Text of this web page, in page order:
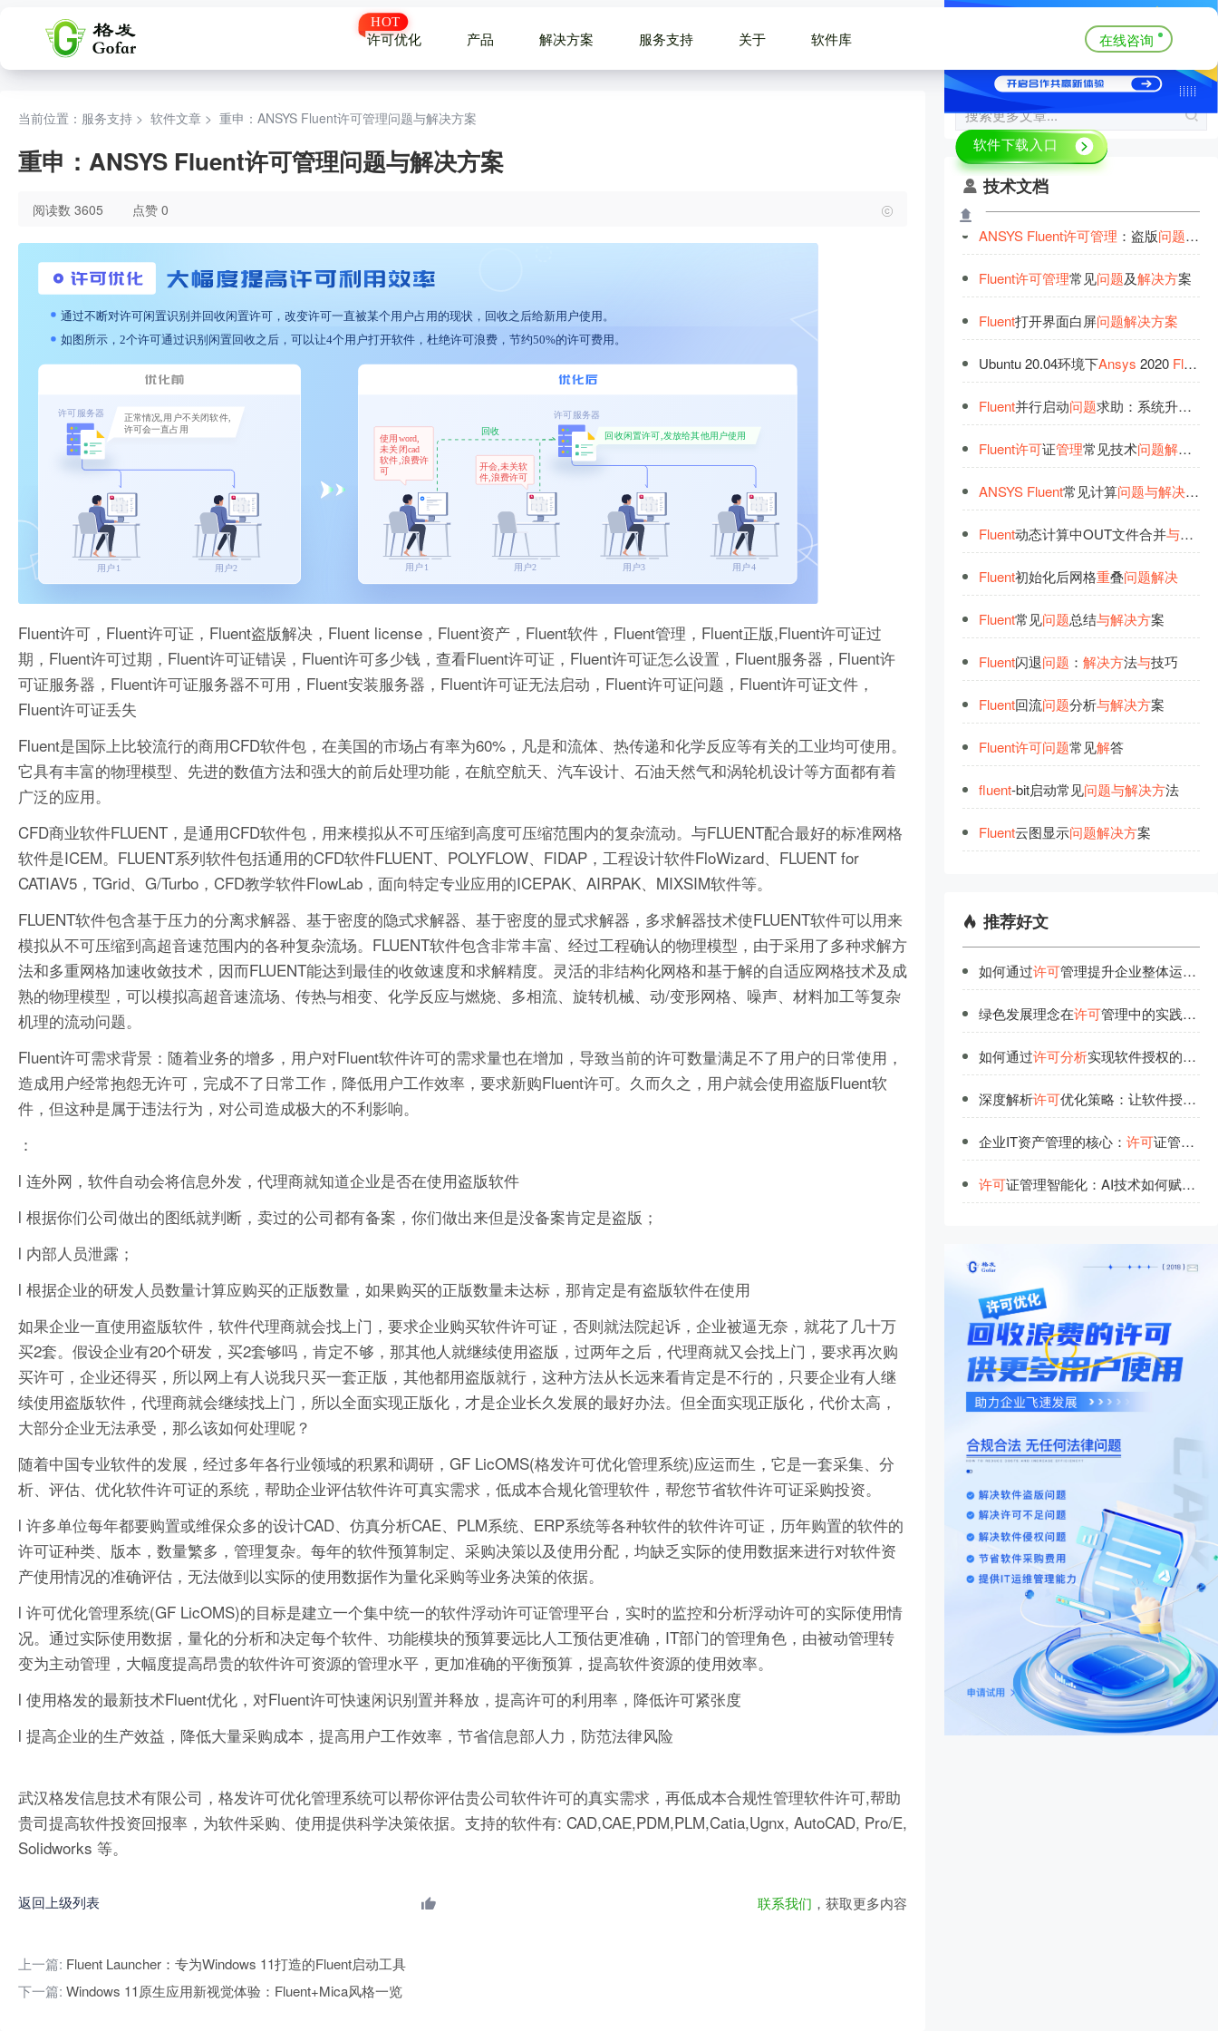
许可优化 产品 解决方案 服务支持 关于 软件库 在线咨询
当前位置：服务支持 > 软件文章 > ‌重申：ANSYS Fluent许可管理问题与解决方案‌
‌重申：ANSYS Fluent许可管理问题与解决方案‌
阅读数 3605 点赞 0
Fluent许可，Fluent许可证，Fluent盗版解决，Fluent license，Fluent资产，Fluent软件，Fluent管理，Fluent正版,Fluent许可证过
期，Fluent许可过期，Fluent许可证错误，Fluent许可多少钱，查看Fluent许可证，Fluent许可证怎么设置，Fluent服务器，Fluent许
可证服务器，Fluent许可证服务器不可用，Fluent安装服务器，Fluent许可证无法启动，Fluent许可证问题，Fluent许可证文件，
Fluent许可证丢失
Fluent是国际上比较流行的商用CFD软件包，在美国的市场占有率为60%，凡是和流体、热传递和化学反应等有关的工业均可使用。
它具有丰富的物理模型、先进的数值方法和强大的前后处理功能，在航空航天、汽车设计、石油天然气和涡轮机设计等方面都有着
广泛的应用。
CFD商业软件FLUENT，是通用CFD软件包，用来模拟从不可压缩到高度可压缩范围内的复杂流动。与FLUENT配合最好的标准网格
软件是ICEM。FLUENT系列软件包括通用的CFD软件FLUENT、POLYFLOW、FIDAP，工程设计软件FloWizard、FLUENT for
CATIAV5，TGrid、G/Turbo，CFD教学软件FlowLab，面向特定专业应用的ICEPAK、AIRPAK、MIXSIM软件等。
FLUENT软件包含基于压力的分离求解器、基于密度的隐式求解器、基于密度的显式求解器，多求解器技术使FLUENT软件可以用来
模拟从不可压缩到高超音速范围内的各种复杂流场。FLUENT软件包含非常丰富、经过工程确认的物理模型，由于采用了多种求解方
法和多重网格加速收敛技术，因而FLUENT能达到最佳的收敛速度和求解精度。灵活的非结构化网格和基于解的自适应网格技术及成
熟的物理模型，可以模拟高超音速流场、传热与相变、化学反应与燃烧、多相流、旋转机械、动/变形网格、噪声、材料加工等复杂
机理的流动问题。
Fluent许可需求背景：随着业务的增多，用户对Fluent软件许可的需求量也在增加，导致当前的许可数量满足不了用户的日常使用，
造成用户经常抱怨无许可，完成不了日常工作，降低用户工作效率，要求新购Fluent许可。久而久之，用户就会使用盗版Fluent软
件，但这种是属于违法行为，对公司造成极大的不利影响。
：
l 连外网，软件自动会将信息外发，代理商就知道企业是否在使用盗版软件
l 根据你们公司做出的图纸就判断，卖过的公司都有备案，你们做出来但是没备案肯定是盗版；
l 内部人员泄露；
l 根据企业的研发人员数量计算应购买的正版数量，如果购买的正版数量未达标，那肯定是有盗版软件在使用
如果企业一直使用盗版软件，软件代理商就会找上门，要求企业购买软件许可证，否则就法院起诉，企业被逼无奈，就花了几十万
买2套。假设企业有20个研发，买2套够吗，肯定不够，那其他人就继续使用盗版，过两年之后，代理商就又会找上门，要求再次购
买许可，企业还得买，所以网上有人说我只买一套正版，其他都用盗版就行，这种方法从长远来看肯定是不行的，只要企业有人继
续使用盗版软件，代理商就会继续找上门，所以全面实现正版化，才是企业长久发展的最好办法。但全面实现正版化，代价太高，
大部分企业无法承受，那么该如何处理呢？
随着中国专业软件的发展，经过多年各行业领域的积累和调研，GF LicOMS(格发许可优化管理系统)应运而生，它是一套采集、分
析、评估、优化软件许可证的系统，帮助企业评估软件许可真实需求，低成本合规化管理软件，帮您节省软件许可证采购投资。
l 许多单位每年都要购置或维保众多的设计CAD、仿真分析CAE、PLM系统、ERP系统等各种软件的软件许可证，历年购置的软件的
许可证种类、版本，数量繁多，管理复杂。每年的软件预算制定、采购决策以及使用分配，均缺乏实际的使用数据来进行对软件资
产使用情况的准确评估，无法做到以实际的使用数据作为量化采购等业务决策的依据。
l 许可优化管理系统(GF LicOMS)的目标是建立一个集中统一的软件浮动许可证管理平台，实时的监控和分析浮动许可的实际使用情
况。通过实际使用数据，量化的分析和决定每个软件、功能模块的预算要远比人工预估更准确，IT部门的管理角色，由被动管理转
变为主动管理，大幅度提高昂贵的软件许可资源的管理水平，更加准确的平衡预算，提高软件资源的使用效率。
l 使用格发的最新技术Fluent优化，对Fluent许可快速闲识别置并释放，提高许可的利用率，降低许可紧张度
l 提高企业的生产效益，降低大量采购成本，提高用户工作效率，节省信息部人力，防范法律风险
武汉格发信息技术有限公司，格发许可优化管理系统可以帮你评估贵公司软件许可的真实需求，再低成本合规性管理软件许可,帮助
贵司提高软件投资回报率，为软件采购、使用提供科学决策依据。支持的软件有: CAD,CAE,PDM,PLM,Catia,Ugnx, AutoCAD, Pro/E,
Solidworks 等。
返回上级列表 联系我们 ，获取更多内容
上一篇: ‌Fluent Launcher：专为Windows 11打造的Fluent启动工具‌
下一篇: ‌Windows 11原生应用新视觉体验：Fluent+Mica风格一览‌
技术文档
ANSYS Fluent许可管理 ：盗版问题与
Fluent许可管理常见问题及解决方案
Fluent打开界面白屏问题解决方案‌
‌Ubuntu 20.04环境下Ansys 2020 Fluent
Fluent并行启动问题求助：系统升级后的
Fluent许可证管理常见技术问题解答汇编
ANSYS Fluent常见计算问题与解决方
Fluent动态计算中OUT文件合并与错误
Fluent初始化后网格重叠问题解决
Fluent常见问题总结与解决方案
Fluent闪退问题 ： 解决方法与技巧
Fluent回流问题分析与解决方案
Fluent许可问题常见解答
fluent-bit启动常见问题与解决方法
Fluent云图显示问题解决方案
推荐好文
如何通过许可管理提升企业整体运营效率？
绿色发展理念在许可管理中的实践与价值
如何通过许可分析实现软件授权的高效使用？
深度解析许可优化策略：让软件授权不再浪费
企业IT资产管理的核心： 许可证管理的战略价值
许可证管理智能化：AI技术如何赋能高效管理？